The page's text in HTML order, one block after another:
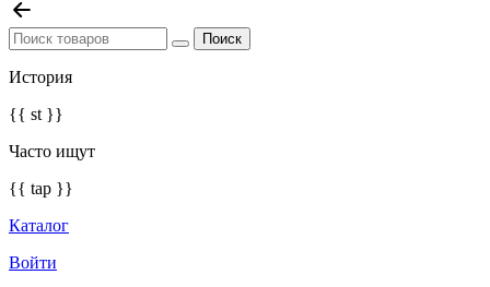
История
{{ st }}
Часто ищут
{{ tap }}
Каталог
Войти